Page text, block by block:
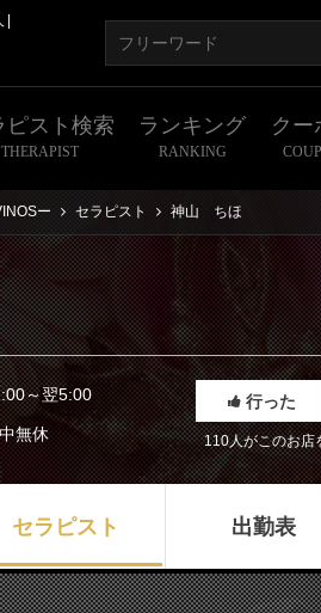
ピスト検索
THERAPIST
ランキング
RANKING
クー
ー セラピスト 神山 ちほ
～翌5:00
無休
行った
110人がこのお店
セラピスト 出勤表